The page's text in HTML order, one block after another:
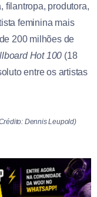
filantropa, produtora,
feminina mais
200 milhões de
Hot 100 (18
entre os artistas
Dennis Leupold)